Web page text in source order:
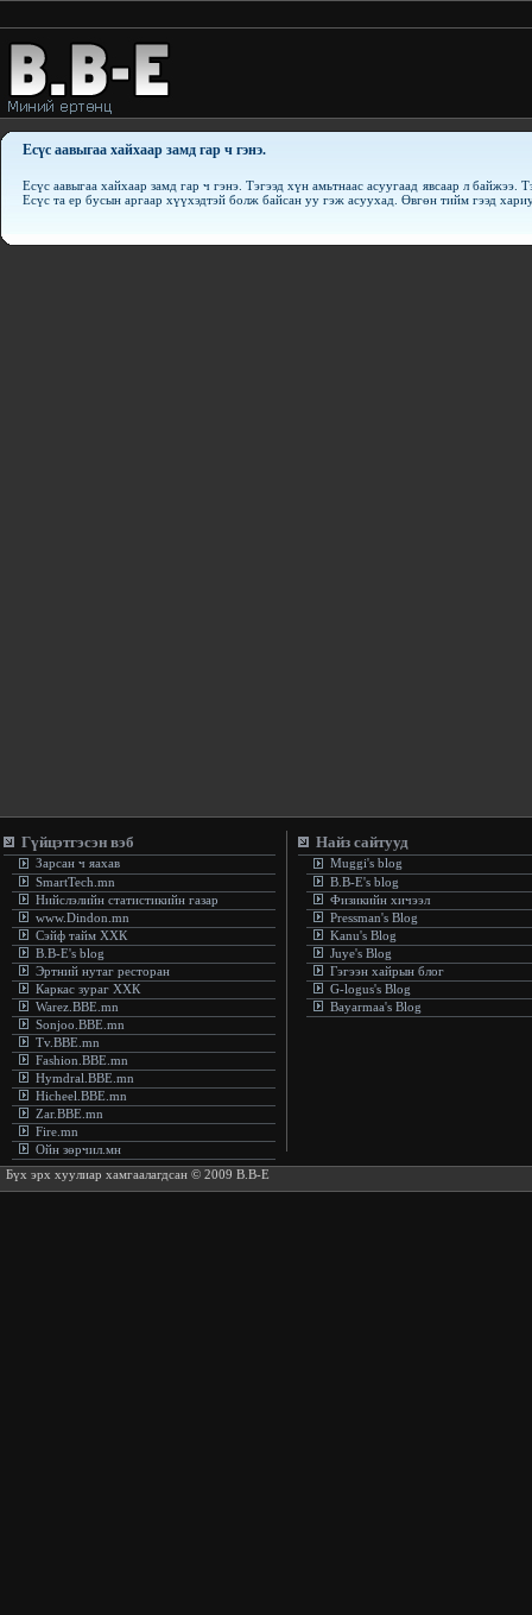
Есүс аавыгаа хайхаар замд гар ч гэнэ.
Есүс аавыгаа хайхаар замд гар ч гэнэ. Тэгээд хүн амьтнаас асуугаад явсаар л байжээ.
Есүс та ер бусын аргаар хүүхэдтэй болж байсан уу гэж асуухад. Өвгөн тийм гээд
Гүйцэтгэсэн вэб
Зарсан ч яахав
SmartTech.mn
Нийслэлийн статистикийн газар
www.Dindon.mn
Сэйф тайм ХХК
B.B-E's blog
Эртний нутаг ресторан
Каркас зураг ХХК
Warez.BBE.mn
Sonjoo.BBE.mn
Tv.BBE.mn
Fashion.BBE.mn
Hymdral.BBE.mn
Hicheel.BBE.mn
Zar.BBE.mn
Fire.mn
Ойн зөрчил.мн
Найз сайтууд
Muggi's blog
B.B-E's blog
Физикийн хичээл
Pressman's Blog
Kanu's Blog
Juye's Blog
Гэгээн хайрын блог
G-logus's Blog
Bayarmaa's Blog
Бүх эрх хуулиар хамгаалагдсан © 2009 B.B-E